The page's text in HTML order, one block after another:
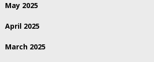
May 2025
April 2025
March 2025